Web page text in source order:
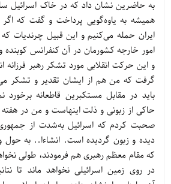
به حاضرین نشان داد که در خاک
همیشه به یاوه‌گویی پرداخت و گفت که اگر
ایران حمله می‌کنیم و این قبیل چرندیات
امور خارجه کشورمان در آن کنفرانس کوبنده
و این حرکت انقلابی مورد تشکر رهبر فرزانه
گرفت که من هم از ایشان تقدیر و تشکر
باید در مقابل مستکبرین قاطعانه برخورد
حاکی از زبونی و ذلت اینهاست و من در هفته
صحبت کردم که اسرائیل به‌شدت از
دیده و زبون گردیده است. انشاءا.. به حول
که مقام معظم رهبری هم فرمودند، طولی
در روی زمین اسرائیلی نخواهد ماند تا